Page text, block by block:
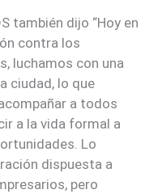
también dijo “Hoy en
contra los
luchamos con una
ciudad, lo que
a todos
a la vida formal a
Lo
dispuesta a
pero